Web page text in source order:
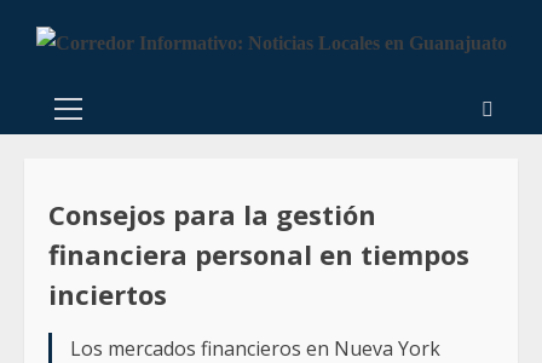
Consejos para la gestión
financiera personal en tiempos
inciertos
Los mercados financieros en Nueva York